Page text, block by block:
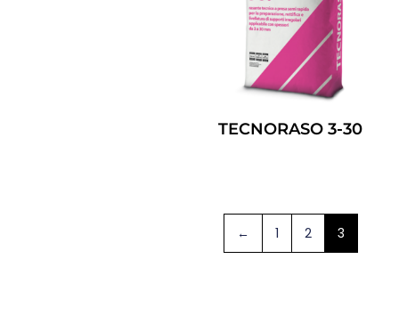
TECNORASO 3-30
← 1 2 3